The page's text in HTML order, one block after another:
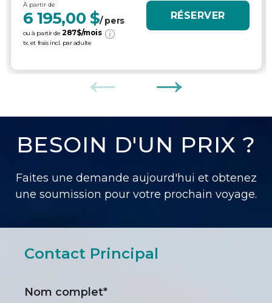
À partir de
6 195,00 $/ pers
ou à partir de287$/mois
tx. et frais incl. par adulte
RÉSERVER
BESOIN D'UN PRIX ?
Faites une demande aujourd'hui et obtenez
une soumission pour votre prochain voyage.
Contact Principal
Nom complet*